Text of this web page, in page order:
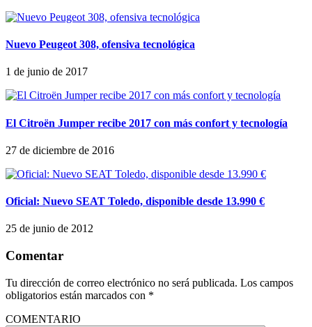
Nuevo Peugeot 308, ofensiva tecnológica
1 de junio de 2017
El Citroën Jumper recibe 2017 con más confort y tecnología
27 de diciembre de 2016
Oficial: Nuevo SEAT Toledo, disponible desde 13.990 €
25 de junio de 2012
Comentar
Tu dirección de correo electrónico no será publicada. Los campos
obligatorios están marcados con *
COMENTARIO